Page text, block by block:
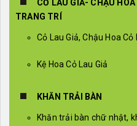
CỎ LAU GIẢ- CHẬU
TRANG TRÍ
Cỏ Lau Giả, Chậu Hoa Cỏ
Kệ Hoa Cỏ Lau Giả
KHĂN TRẢI BÀN
Khăn trải bàn chữ nhật,